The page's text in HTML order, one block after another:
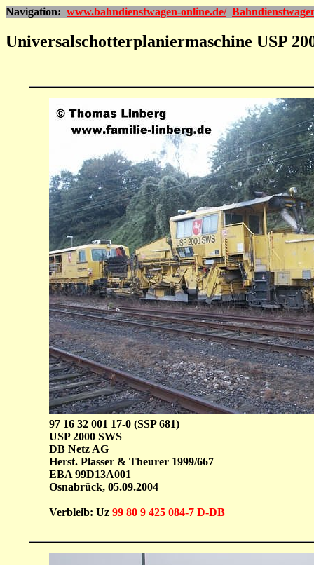
Navigation: www.bahndienstwagen-online.de/
Universalschotterplaniermaschine USP
97 16 32 001 17-0 (SSP 681)
USP 2000 SWS
DB Netz AG
Herst. Plasser & Theurer 1999/667
EBA 99D13A001
Osnabrück, 05.09.2004
Verbleib: Uz 99 80 9 425 084-7 D-DB